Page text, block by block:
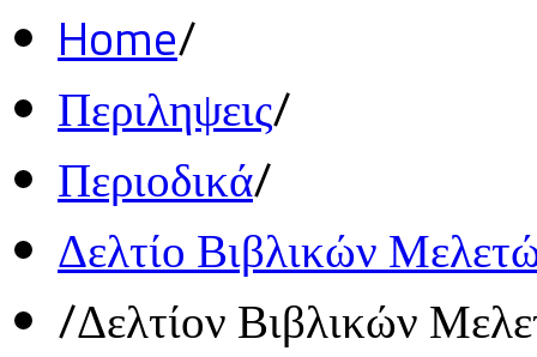
Home/
Περιληψεις/
Περιοδικά/
Δελτίο Βιβλικών
/Δελτίον Βιβλικών